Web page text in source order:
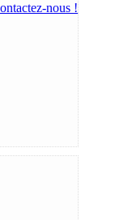
nous !